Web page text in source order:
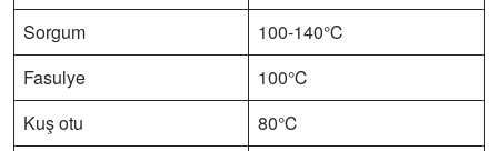
Sorgum
100-140℃
Fasulye
100℃
Kuş otu
80℃